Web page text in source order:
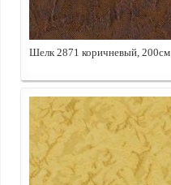
Шелк 2871 коричневый, 200см